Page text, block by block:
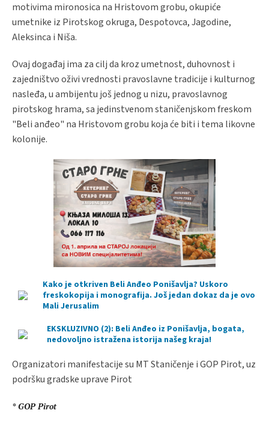
motivima mironosica na Hristovom grobu, okupiće
umetnike iz Pirotskog okruga, Despotovca, Jagodine,
Aleksinca i Niša.
Ovaj događaj ima za cilj da kroz umetnost, duhovnost i
zajedništvo oživi vrednosti pravoslavne tradicije i kulturnog
nasleđa, u ambijentu još jednog u nizu, pravoslavnog
pirotskog hrama, sa jedinstvenom staničenjskom freskom
"Beli anđeo" na Hristovom grobu koja će biti i tema likovne
kolonije.
Kako je otkriven Beli Anđeo Ponišavlja? Uskoro
freskokopija i monografija. Još jedan dokaz da je ovo
Mali Jerusalim
EKSKLUZIVNO (2): Beli Anđeo iz Ponišavlja, bogata,
nedovoljno istražena istorija našeg kraja!
Organizatori manifestacije su MT Staničenje i GOP Pirot, uz
podršku gradske uprave Pirot
* GOP Pirot